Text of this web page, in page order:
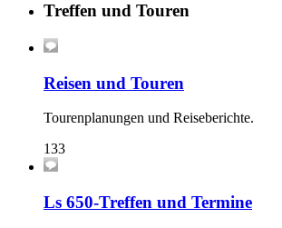
Treffen und Touren
Reisen und Touren
Tourenplanungen und Reiseberichte.
133
Ls 650-Treffen und Termine